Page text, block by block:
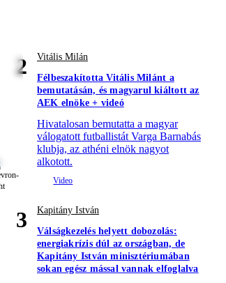
2
Vitális Milán
Félbeszakította Vitális Milánt a
bemutatásán, és magyarul kiáltott az
AEK elnöke + videó
Hivatalosan bemutatta a magyar
válogatott futballistát Varga Barnabás
klubja, az athéni elnök nagyot
alkotott.
3
Kapitány István
Válságkezelés helyett dobozolás:
energiakrízis dúl az országban, de
Kapitány István minisztériumában
sokan egész mással vannak elfoglalva